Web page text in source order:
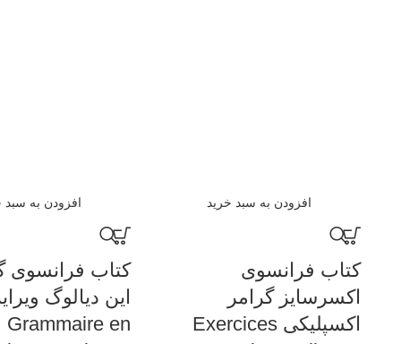
افزودن به سبد خرید
کتاب فرانسوی
اکسرسایز گرامر
اکسپلیکی Exercices
افزودن به سبد
کتاب فرانسوی
این دیالوگ
Grammaire en